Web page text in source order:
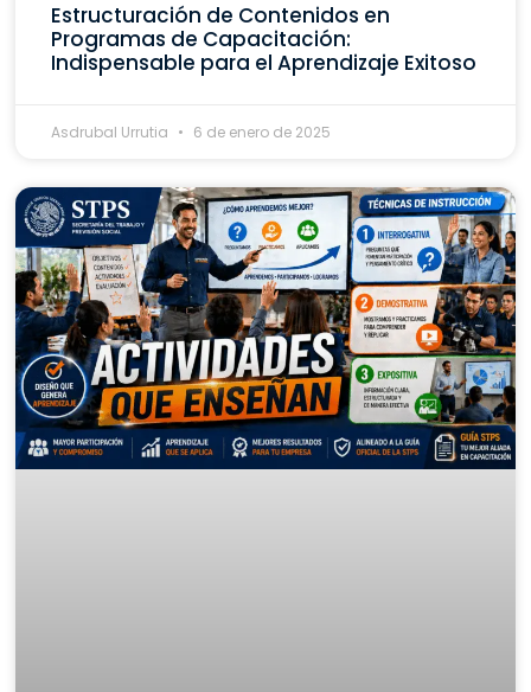
Estructuración de Contenidos en
Programas de Capacitación:
Indispensable para el Aprendizaje Exitoso
Asdrubal Urrutia 6 de enero de 2025